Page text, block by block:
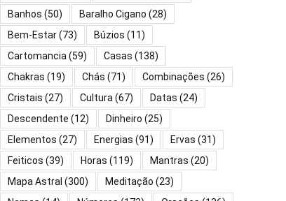
Banhos (50) Baralho Cigano (28)
Bem-Estar(73) Búzios (11)
Cartomancia(59) Casas (138)
Chakras (19) Chás (71) Combinações (26)
Cristais (27) Cultura(67) Datas (24)
Descendente (12) Dinheiro (25)
Elementos (27) Energias (91) Ervas (31)
Feiticos (39) Horas (119) Mantras (20)
Mapa Astral (300) Meditação (23)